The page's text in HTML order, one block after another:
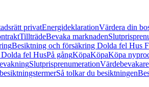
privatEnergideklarationVärdera din
TillträdeBevaka marknaden
Besiktning och försäkring Dolda fel Hus
fel HusPå gångKöpaKöpaKöpa
Slutprisprenumeration
Så tolkar du besiktningen